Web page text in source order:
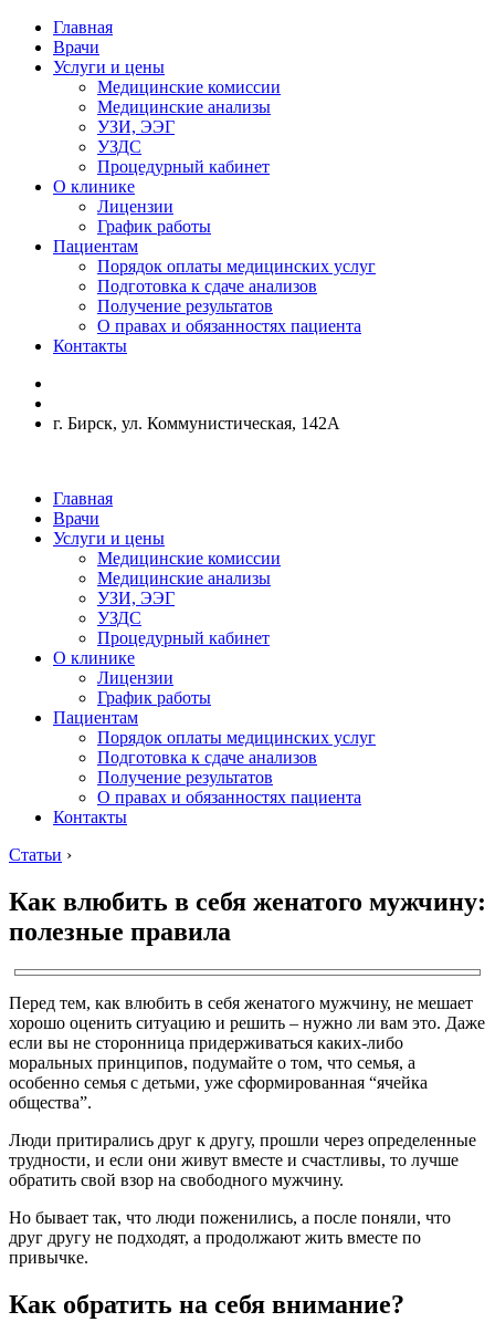
Главная
Врачи
Услуги и цены
Медицинские комиссии
Медицинские анализы
УЗИ, ЭЭГ
УЗДС
Процедурный кабинет
О клинике
Лицензии
График работы
Пациентам
Порядок оплаты медицинских услуг
Подготовка к сдаче анализов
Получение результатов
О правах и обязанностях пациента
Контакты
г. Бирск, ул. Коммунистическая, 142А
Главная
Врачи
Услуги и цены
Медицинские комиссии
Медицинские анализы
УЗИ, ЭЭГ
УЗДС
Процедурный кабинет
О клинике
Лицензии
График работы
Пациентам
Порядок оплаты медицинских услуг
Подготовка к сдаче анализов
Получение результатов
О правах и обязанностях пациента
Контакты
Статьи ›
Как влюбить в себя женатого мужчину:
полезные правила
Перед тем, как влюбить в себя женатого мужчину, не мешает
хорошо оценить ситуацию и решить – нужно ли вам это. Даже
если вы не сторонница придерживаться каких-либо
моральных принципов, подумайте о том, что семья, а
особенно семья с детьми, уже сформированная “ячейка
общества”.
Люди притирались друг к другу, прошли через определенные
трудности, и если они живут вместе и счастливы, то лучше
обратить свой взор на свободного мужчину.
Но бывает так, что люди поженились, а после поняли, что
друг другу не подходят, а продолжают жить вместе по
привычке.
Как обратить на себя внимание?